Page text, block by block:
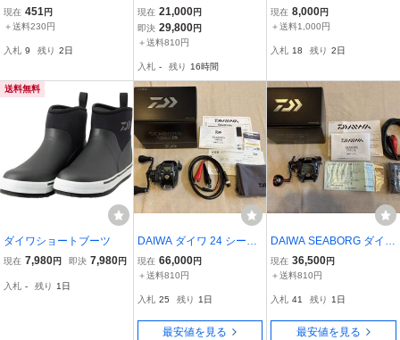
ト・ダイワ／ＨＭＫＬミ
ノー ＳＴＥＥＺカスタム
現在 451 円
＋送料230円
入札 9 残り 2日
GA BJ（ベイジギング）
C2020PE-H
現在 21,000円
即決 29,800円
＋送料810円
入札 - 残り 16時間
SW 5000D-CXH カルディ
ア スピニングリール 釣具
現在 8,000円
＋送料1,000円
入札 18 残り 2日
送料無料
ダイワショートブーツ
現在 7,980円 即決 7,980円
入札 - 残り 1日
DAIWA ダイワ 24 シーボ
ーグ 100JL 未使用品
現在 66,000円
＋送料810円
入札 25 残り 1日
最安値を見る
DAIWA SEABORG ダイワ
19 シーボーグ 200J-L
現在 36,500円
＋送料810円
入札 41 残り 1日
最安値を見る